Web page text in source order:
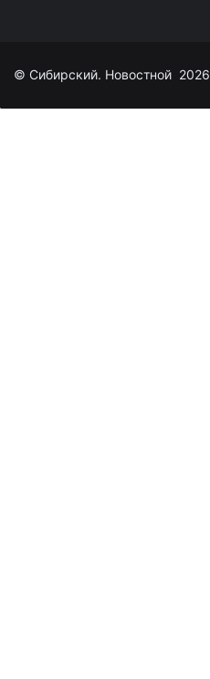
© Сибирский. Новостной 2026